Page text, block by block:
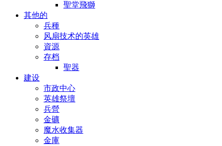
聖堂飛獅
其他的
兵種
风扇技术的英雄
資源
存档
聖器
建设
市政中心
英雄祭壇
兵營
金礦
魔水收集器
金庫